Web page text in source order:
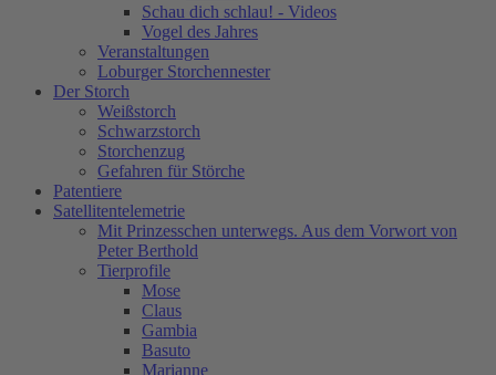
Schau dich schlau! - Videos
Vogel des Jahres
Veranstaltungen
Loburger Storchennester
Der Storch
Weißstorch
Schwarzstorch
Storchenzug
Gefahren für Störche
Patentiere
Satellitentelemetrie
Mit Prinzesschen unterwegs. Aus dem Vorwort von
Peter Berthold
Tierprofile
Mose
Claus
Gambia
Basuto
Marianne